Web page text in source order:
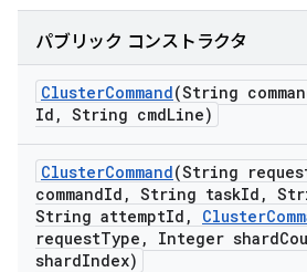
パブリック コンストラクタ
ClusterCommand(String
Id , String cmdLine)
ClusterCommand(String
commandId , String taskId ,
String attemptId , Cluster
requestType , Integer shard
shardIndex)